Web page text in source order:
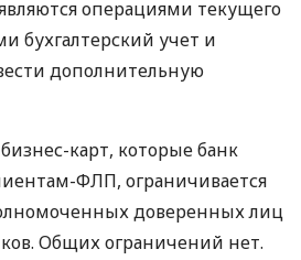
операциями текущего
бухгалтерский учет и
дополнительную
карт, которые банк
ФЛП, ограничивается
доверенных лиц
Общих ограничений нет.